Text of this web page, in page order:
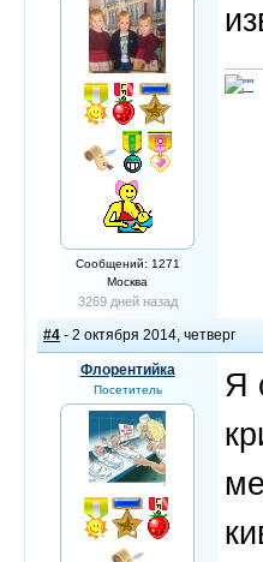
Сообщений: 1271
Москва
3269 дней назад
#4 - 2 октября 2014, четверг
Флорентийка
Посетитель
Я